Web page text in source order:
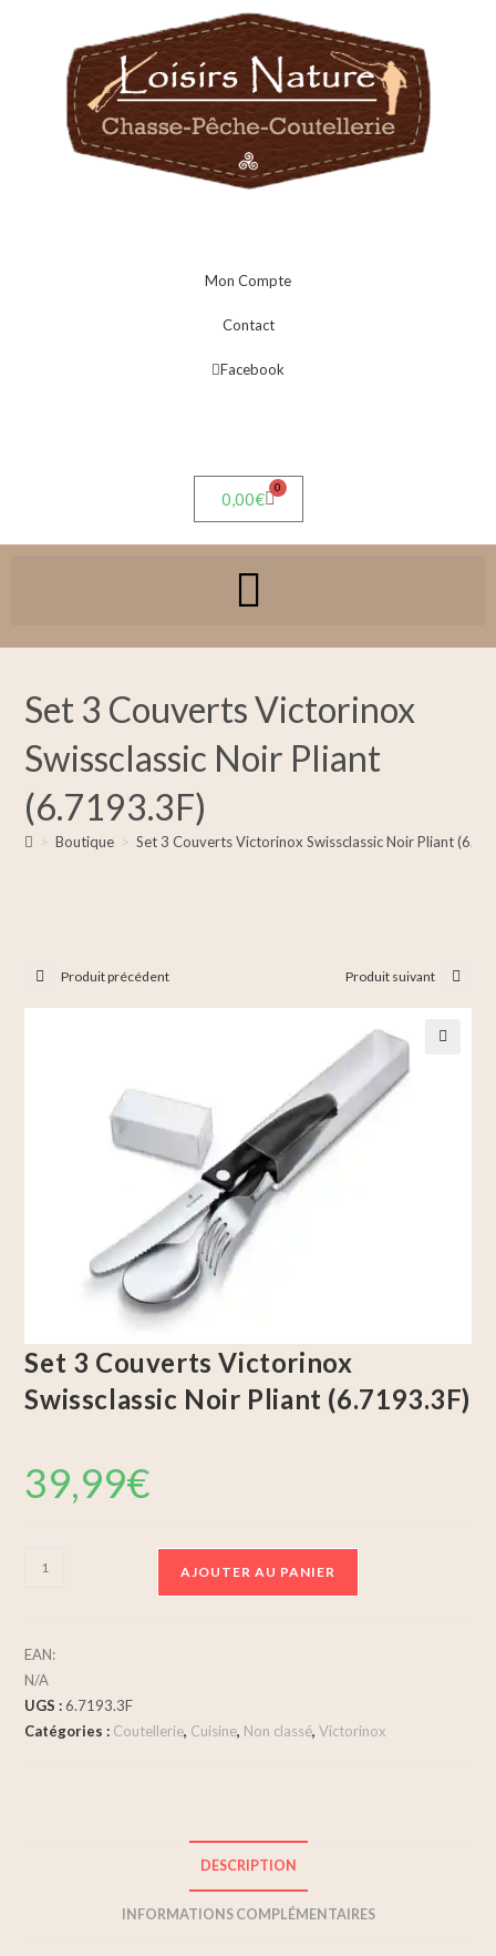
Mon Compte
Contact
Facebook
0,00€
0
Set 3 Couverts Victorinox
Swissclassic Noir Pliant
(6.7193.3F)
> Boutique > Set 3 Couverts Victorinox Swissclassic Noir Pliant
Produit précédent Produit suivant
Set 3 Couverts Victorinox
Swissclassic Noir Pliant (6.7193.3F)
39,99€
AJOUTER AU PANIER
EAN:
N/A
UGS :6.7193.3F
Catégories : Coutellerie, Cuisine, Non classé,Victorinox
DESCRIPTION
INFORMATIONS COMPLÉMENTAIRES